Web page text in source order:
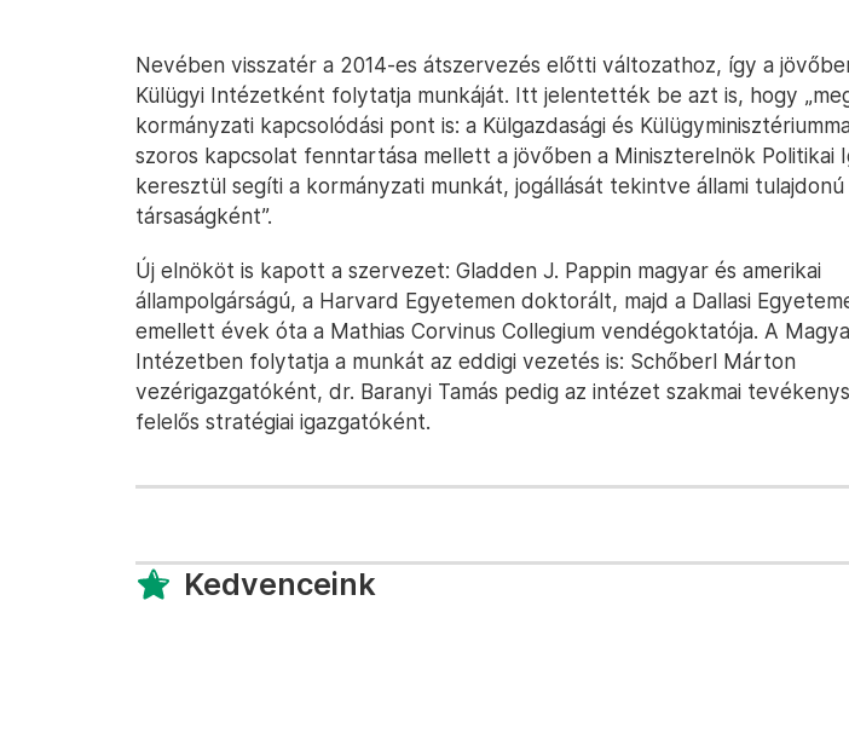
Nevében visszatér a 2014-es átszervezés előtti változathoz, így a
Külügyi Intézetként folytatja munkáját. Itt jelentették be azt is, hogy
kormányzati kapcsolódási pont is: a Külgazdasági és
szoros kapcsolat fenntartása mellett a jövőben a Miniszterelnök Politikai
keresztül segíti a kormányzati munkát, jogállását tekintve állami tulajdonú
társaságként”.
Új elnököt is kapott a szervezet: Gladden J. Pappin magyar és amerikai
állampolgárságú, a Harvard Egyetemen doktorált, majd a Dallasi
emellett évek óta a Mathias Corvinus Collegium vendégoktatója. A
Intézetben folytatja a munkát az eddigi vezetés is: Schőberl Márton
vezérigazgatóként, dr. Baranyi Tamás pedig az intézet szakmai
felelős stratégiai igazgatóként.
Kedvenceink